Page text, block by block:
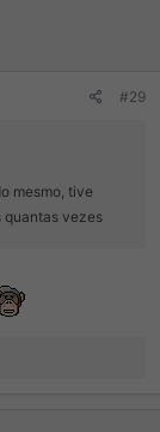
#29
mesmo, tive
quantas vezes